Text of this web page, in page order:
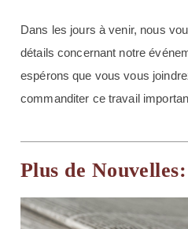
Dans les jours à venir, nous
détails concernant notre
espérons que vous vous
commanditer ce travail
Plus de Nouvelles: